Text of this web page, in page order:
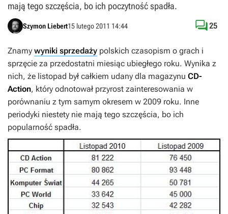
mają tego szczęścia, bo ich poczytność spadła.
Szymon Liebert15 lutego 2011 14:44 25
Znamy wyniki sprzedaży polskich czasopism o grach i
sprzęcie za przedostatni miesiąc ubiegłego roku. Wynika z
nich, że listopad był całkiem udany dla magazynu CD-
Action, który odnotował przyrost zainteresowania w
porównaniu z tym samym okresem w 2009 roku. Inne
periodyki niestety nie mają tego szczęścia, bo ich
popularność spadła.